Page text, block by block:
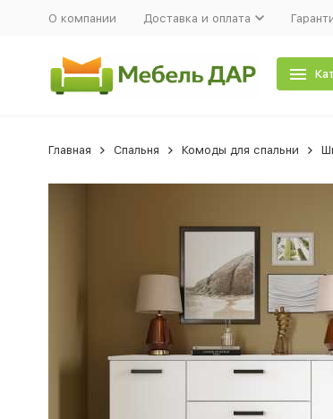
О компании Доставка и оплата
Главная Спальня Комоды для спальни